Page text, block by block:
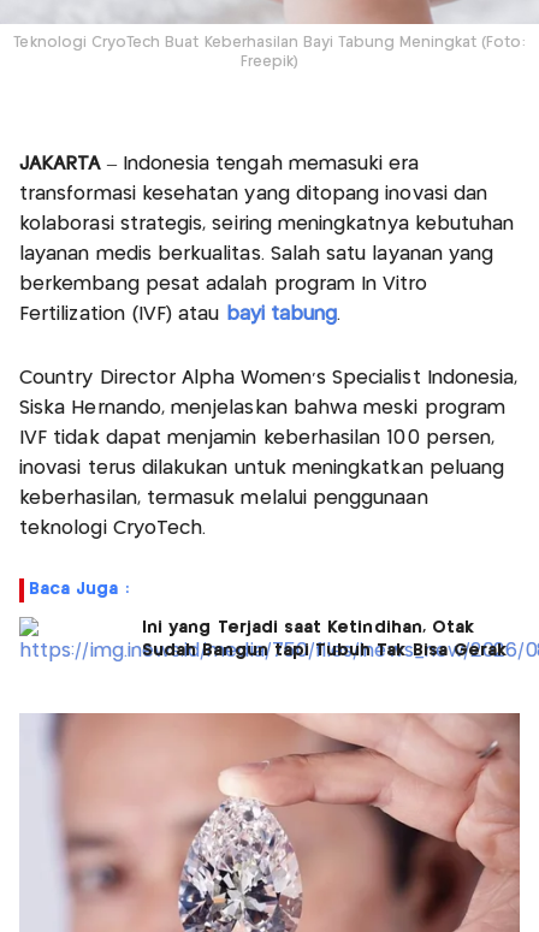
Teknologi CryoTech Buat Keberhasilan Bayi Tabung Meningkat (Foto:
Freepik)
JAKARTA– Indonesia tengah memasuki era
transformasi kesehatan yang ditopang inovasi dan
kolaborasi strategis, seiring meningkatnya kebutuhan
layanan medis berkualitas. Salah satu layanan yang
berkembang pesat adalah program In Vitro
Fertilization (IVF) atau bayi tabung.
Country Director Alpha Women's Specialist Indonesia,
Siska Hernando, menjelaskan bahwa meski program
IVF tidak dapat menjamin keberhasilan 100 persen,
inovasi terus dilakukan untuk meningkatkan peluang
keberhasilan, termasuk melalui penggunaan
teknologi CryoTech.
Baca Juga :
Ini yang Terjadi saat Ketindihan, Otak
Sudah Bangun tapi Tubuh Tak Bisa Gerak